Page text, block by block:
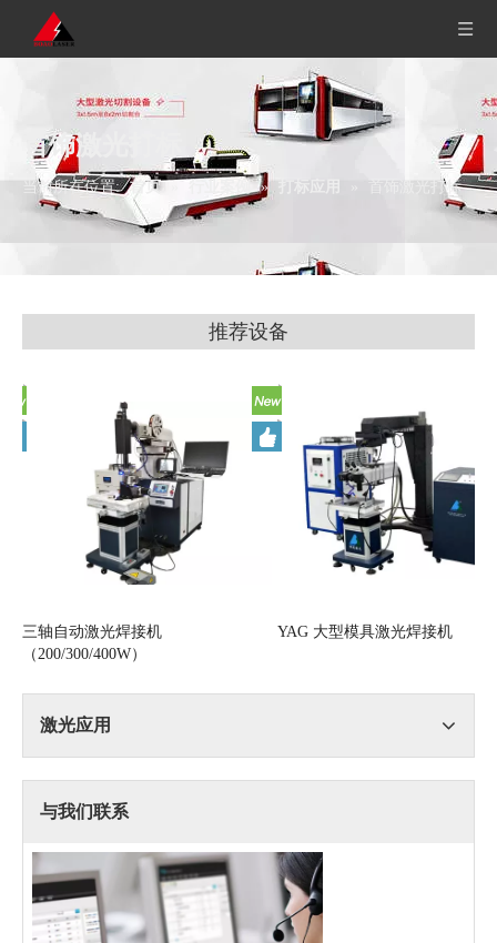
首饰激光打标
当前所在位置: 首页 » 打标应用 首饰激光打标
推荐设备
三轴自动激光焊接机
（200/300/400W）
YAG 大型模具激光焊接机
激光应用
与我们联系